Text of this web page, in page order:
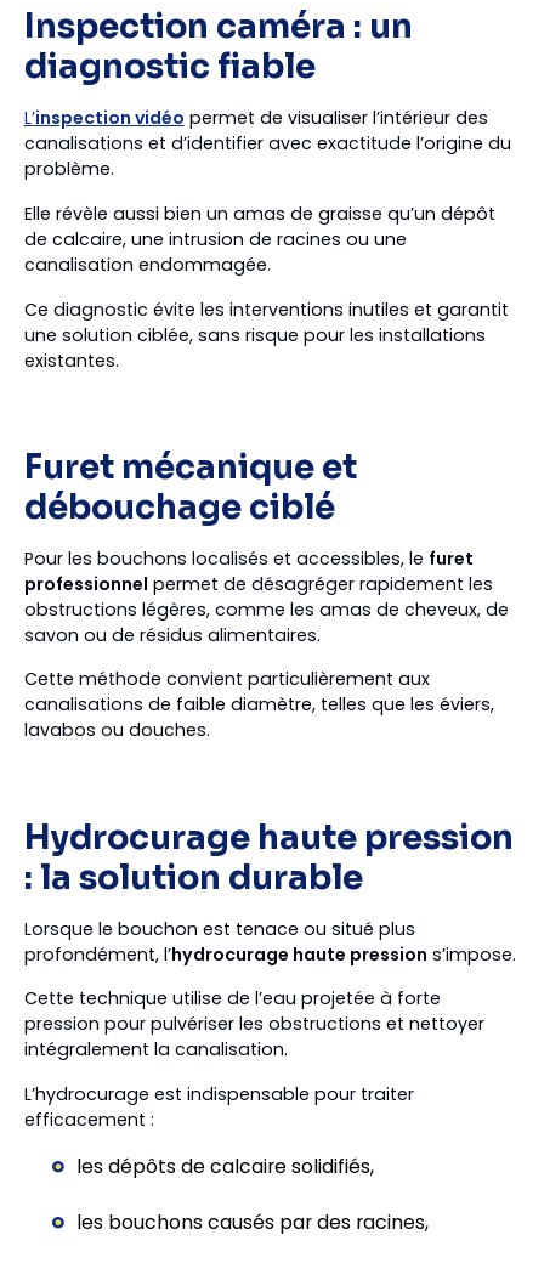
Inspection caméra : un
diagnostic fiable
L’inspection vidéo permet de visualiser l’intérieur des
canalisations et d’identifier avec exactitude l’origine du
problème.
Elle révèle aussi bien un amas de graisse qu’un dépôt
de calcaire, une intrusion de racines ou une
canalisation endommagée.
Ce diagnostic évite les interventions inutiles et garantit
une solution ciblée, sans risque pour les installations
existantes.
Furet mécanique et
débouchage ciblé
Pour les bouchons localisés et accessibles, le furet
professionnel permet de désagréger rapidement les
obstructions légères, comme les amas de cheveux, de
savon ou de résidus alimentaires.
Cette méthode convient particulièrement aux
canalisations de faible diamètre, telles que les éviers,
lavabos ou douches.
Hydrocurage haute pression
: la solution durable
Lorsque le bouchon est tenace ou situé plus
profondément, l’hydrocurage haute pression s’impose.
Cette technique utilise de l’eau projetée à forte
pression pour pulvériser les obstructions et nettoyer
intégralement la canalisation.
L’hydrocurage est indispensable pour traiter
efficacement :
les dépôts de calcaire solidifiés,
les bouchons causés par des racines,